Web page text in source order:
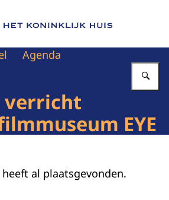
van Het Koninklijk Huis
Agenda
verricht
EYE
al plaatsgevonden.